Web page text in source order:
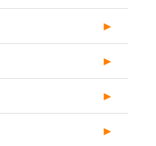
►
►
►
►